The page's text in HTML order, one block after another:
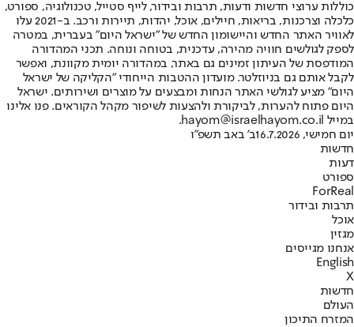
כוללות ערוצי חדשות ודעות, תרבות ובידור, לייף סטייל, טכנולוגיה, ספורט,
כלכלה וצרכנות, בריאות, חיילים, אוכל, יהדות, תיירות ורכב. ב-2021 עלו
לאוויר האתר החדש והיישומון החדש של "ישראל היום" בעברית, במטרה
לספק לגולשים חוויה מהירה, עדכנית, בטוחה ונוחה. תכני המהדורה
המודפסת של העיתון זמינים גם באתר, במהדורה יומית מקוונת, ואפשר
לקבל אותם גם בניוזלטר. מועדון ההטבות הייחודי "הקליקה של ישראל
היום" מציע לגולשי האתר הנחות ומבצעים על מוצרים ושירותים. ישראל
היום פתוח להערות, לביקורת ולהצעות לשיפור מקהל הקוראים. פנו אלינו
במייל hayom@israelhayom.co.il.
יום חמישי, 16.7.2026
ב' באב תשפ"ו
חדשות
דעות
ספורט
ForReal
תרבות ובידור
אוכל
מגזין
אנחנו מגייסים
English
X
חדשות
העולם
המזרח התיכון